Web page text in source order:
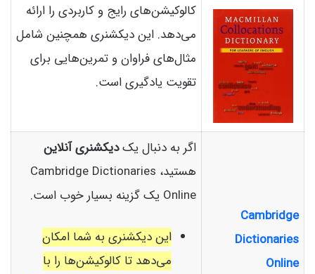
کالوکیشن‌های رایج و کاربردی را ارائه
می‌دهد. این دیکشنری همچنین شامل
مثال‌های فراوان و تمرین‌هایی برای
تقویت یادگیری است.
Cambridge
Dictionaries
Online
اگر به دنبال یکدیکشنری آنلاین
هستید، Cambridge Dictionaries
Online یک گزینه بسیار خوب است.
این دیکشنری به شما امکان
می‌دهد تا کالوکیشن‌ها را با